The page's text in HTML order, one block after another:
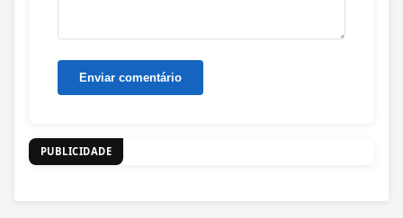
PUBLICIDADE